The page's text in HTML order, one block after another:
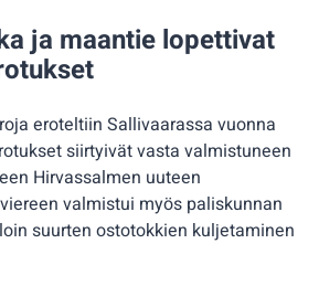
ja maantie lopettivat
eroteltiin Sallivaarassa vuonna
siirtyivät vasta valmistuneen
Hirvassalmen uuteen
valmistui myös paliskunnan
suurten ostotokkien kuljetaminen